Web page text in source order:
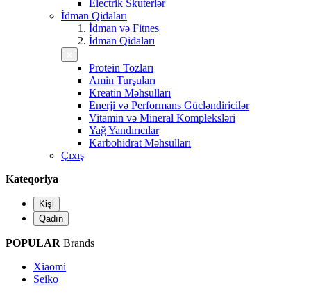
Electrik Skuterlər
İdman Qidaları
İdman və Fitnes
İdman Qidaları
Protein Tozları
Amin Turşuları
Kreatin Məhsulları
Enerji və Performans Gücləndiricilər
Vitamin və Mineral Kompleksləri
Yağ Yandırıcılar
Karbohidrat Məhsulları
Çıxış
Kateqoriya
Kişi
Qadın
POPULAR Brands
Xiaomi
Seiko